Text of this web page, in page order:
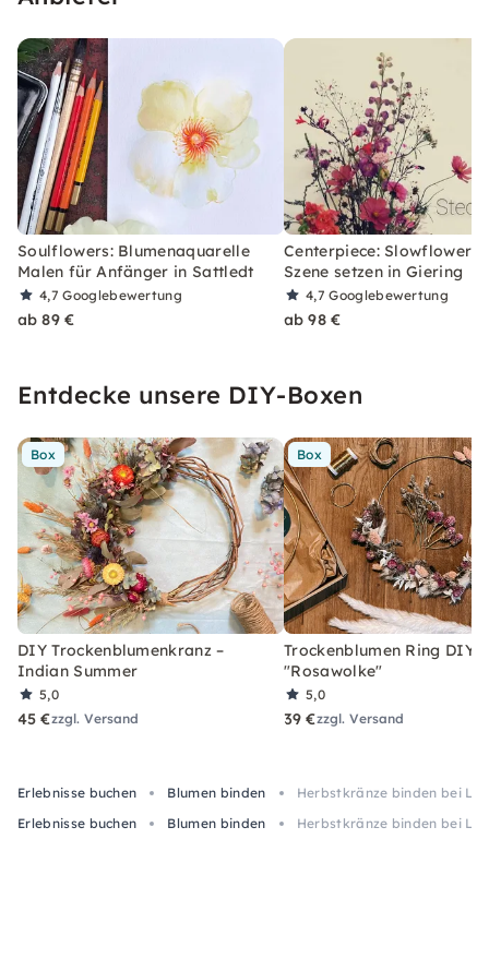
Soulflowers: Blumenaquarelle
Malen für Anfänger in Sattledt
4,7Googlebewertung
ab 89 €
Centerpiece: Slowflowers
Szene setzen in Giering
4,7Googlebewertung
ab 98 €
Entdecke unsere DIY-Boxen
Box
DIY Trockenblumenkranz –
Indian Summer
5,0
45 €zzgl. Versand
Box
Trockenblumen Ring DIY-
"Rosawolke"
5,0
39 €zzgl. Versand
Erlebnisse buchen Blumen binden
Herbstkränze binden bei
Erlebnisse buchen
Blumen binden Herbstkränze binden bei